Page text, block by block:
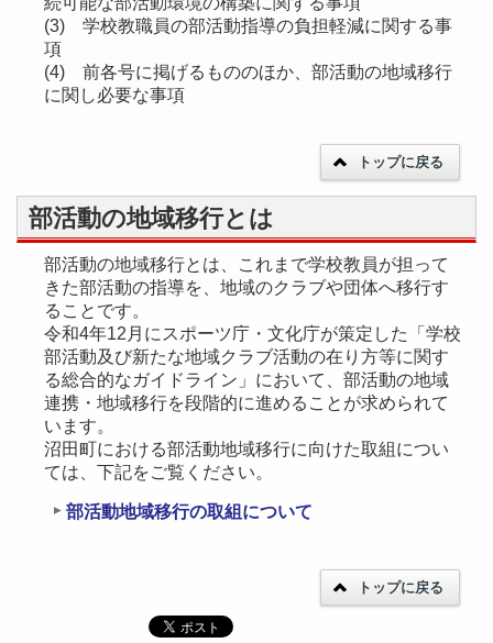
(3) 学校教職員の部活動指導の負担軽減に関する事
項
(4) 前各号に掲げるもののほか、部活動の地域移行
に関し必要な事項
トップに戻る
部活動の地域移行とは
部活動の地域移行とは、これまで学校教員が担って
きた部活動の指導を、地域のクラブや団体へ移行す
ることです。
令和4年12月にスポーツ庁・文化庁が策定した「学校
部活動及び新たな地域クラブ活動の在り方等に関す
る総合的なガイドライン」において、部活動の地域
連携・地域移行を段階的に進めることが求められて
います。
沼田町における部活動地域移行に向けた取組につい
ては、下記をご覧ください。
部活動地域移行の取組について
トップに戻る